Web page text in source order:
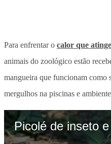
Para enfrentar o calor que
animais do zoológico estão
mangueira que funcionam como
mergulhos na piscinas e